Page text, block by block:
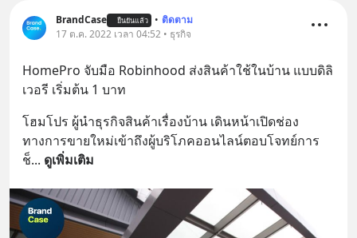
BrandCase ยืนยันแล้ว • ติดตาม
17 ต.ค. 2022 เวลา 04:52 • ธุรกิจ
HomePro จับมือ Robinhood ส่งสินค้าใช้ในบ้าน แบบดิลิ
เวอรี เริ่มต้น 1 บาท
โฮมโปร ผู้นำธุรกิจสินค้าเรื่องบ้าน เดินหน้าเปิดช่อง
ทางการขายใหม่เข้าถึงผู้บริโภคออนไลน์ตอบโจทย์การ
ช็... ดูเพิ่มเติม